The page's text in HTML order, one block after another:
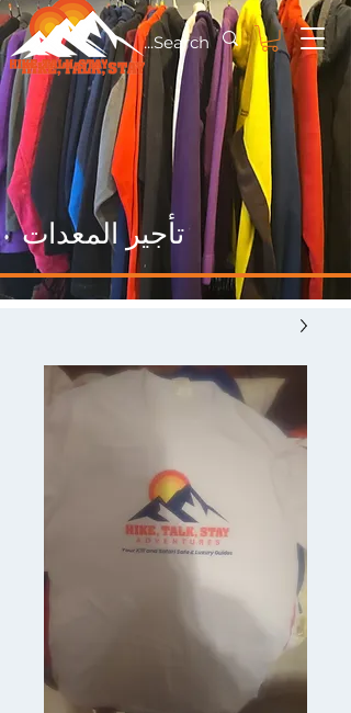
تأجير المعدات